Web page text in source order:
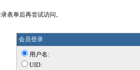
表单后再尝试访问。
会员登录
用户名:
UID: